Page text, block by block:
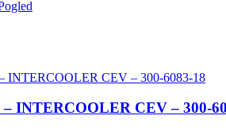
INTERCOOLER CEV – 300-